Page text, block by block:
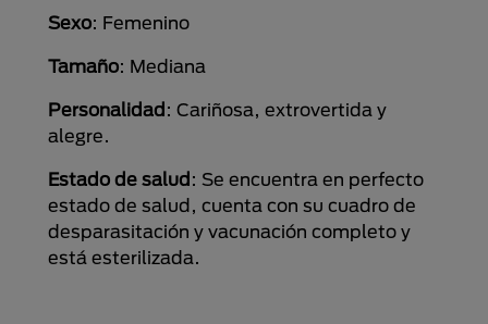
Sexo: Femenino
Tamaño: Mediana
Personalidad: Cariñosa, extrovertida y
alegre.
Estado de salud: Se encuentra en perfecto
estado de salud, cuenta con su cuadro de
desparasitación y vacunación completo y
está esterilizada.